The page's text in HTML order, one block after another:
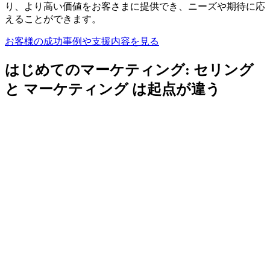
り、より高い価値をお客さまに提供でき、ニーズや期待に応
えることができます。
お客様の成功事例や支援内容を見る
はじめてのマーケティング: セリング
と マーケティング は起点が違う